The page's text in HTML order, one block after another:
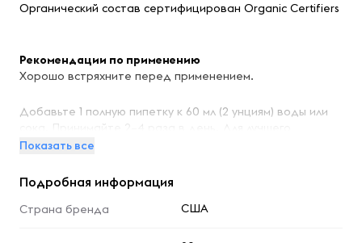
Органический состав сертифицирован Organic Certifiers
Рекомендации по применению
Хорошо встряхните перед применением.
Добавьте 1 полную пипетку к 60 мл (2 унциям) воды или
сока. Принимайте 2–4 раза в день. Для лучшего
результата принимать между приемами пищи.
Сертифицированный органический растительный
Показать все
Подробная информация
Страна бренда США